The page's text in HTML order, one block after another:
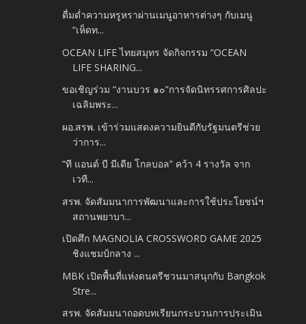
ดื่มด่ำความหรูหราผ่านเมนูอาหารต่างๆ กับเมนู
“เห็ดท...
OCEAN LIFE ไทยสมุทร จัดกิจกรรม “OCEAN
LIFE SHARING...
ขอเชิญร่วม “งานบวร ๑๐”การจัดนิทรรศการศิลปะ
เฉลิมพระ...
ผอ.สรพ. เข้าร่วมแสดงความยินดีกับรัฐมนตรีช่วย
ว่าการ...
“ที แอนด์ บี มีเดีย โกลบอล” คว้า 4 รางวัล จาก
เวที...
สรพ. จัดสัมมนาการพัฒนาและการใช้ประโยชน์ฯ
สถานพยาบา...
เปิดศึก MAGNOLIA CROSSWORD GAME 2025
ชิงแชมป์กลาง ...
MBK เปิดพื้นที่แห่งดนตรีชวนมาสนุกกับ Bangkok
Stre...
สรพ. จัดสัมมนาถอดบทเรียนกระบวนการประเมิน